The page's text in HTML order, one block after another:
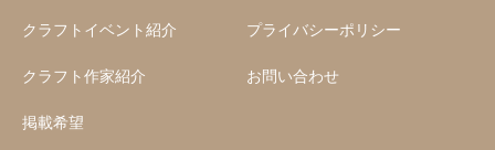
クラフトイベント紹介
クラフト作家紹介
掲載希望
プライバシーポリシー
お問い合わせ